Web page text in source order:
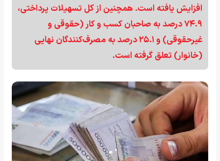
افزایش یافته است. همچنین از کل تسهیلات پرداختی،
۷۴.۹ درصد به صاحبان کسب و کار (حقوقی و
غیرحقوقی) و ۲۵.۱ درصد به مصرف‌کنندگان نهایی
(خانوار) تعلق گرفته است.